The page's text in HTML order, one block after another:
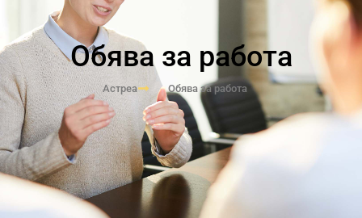
Обява за работа
Астреа Обява за работа